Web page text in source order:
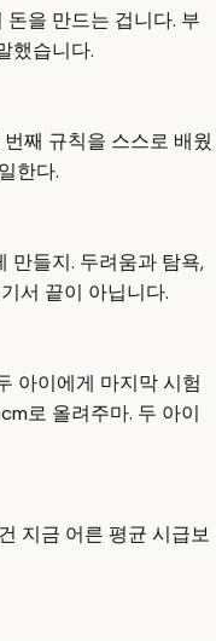
을 만드는 겁니다. 부
했습니다.
째 규칙을 스스로 배웠
한다.
만들지. 두려움과 탐욕,
서 끝이 아닙니다.
아이에게 마지막 시험
로 올려주마. 두 아이
지금 어른 평균 시급보